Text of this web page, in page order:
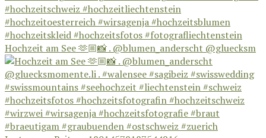
Hochzeit am See 🫶🏼📸 . @blumen_anderscht @gluecksm